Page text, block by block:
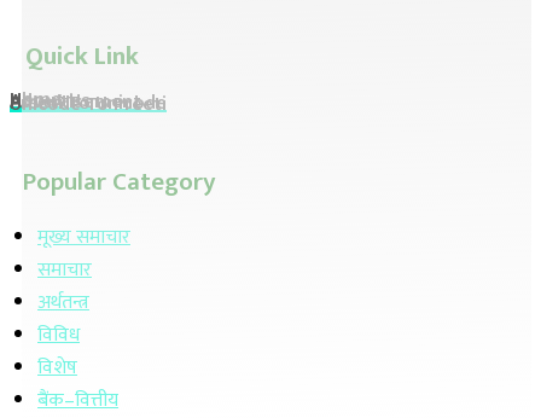
Quick Link
Home
About Us
Advertisement
Preeti To Unicode
Unicode To Preeti
Popular Category
मूख्य समाचार
समाचार
अर्थतन्त्र
विविध
विशेष
बैंक–वित्तीय